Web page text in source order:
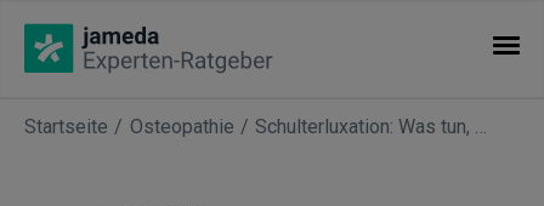
KATEGORIEN
Startseite Osteopathie Schulterluxation: Was tun, wenn sich beim Sport die Schulter auskugelt?